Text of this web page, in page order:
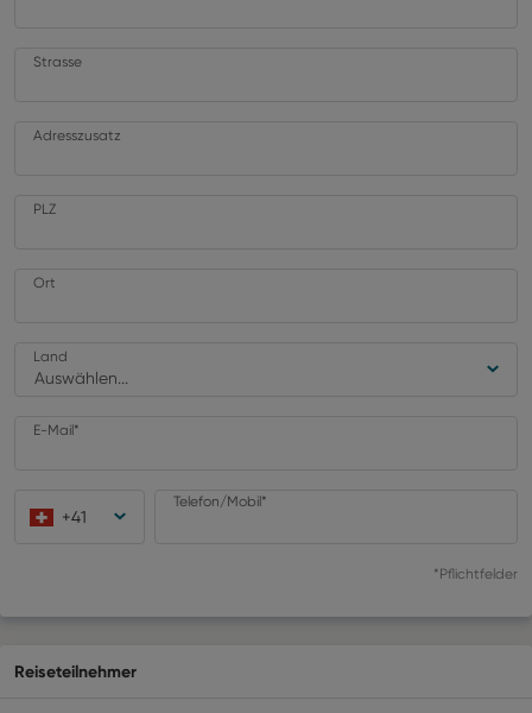
Strasse
Adresszusatz
PLZ
Ort
Auswählen...
Land
E-Mail*
+41
Telefon/Mobil*
*Pflichtfelder
Reiseteilnehmer